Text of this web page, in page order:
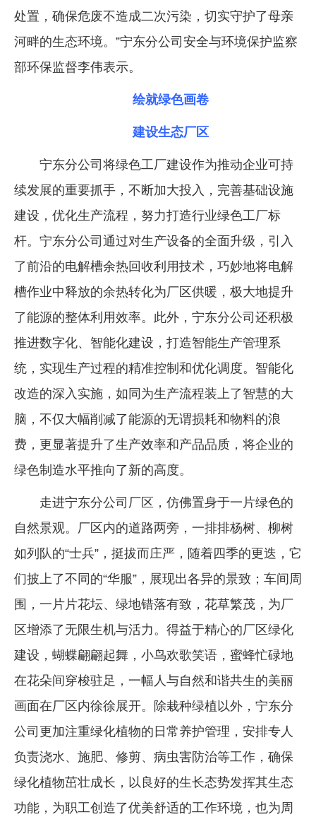
处置，确保危废不造成二次污染，切实守护了母亲
河畔的生态环境。”宁东分公司安全与环境保护监察
部环保监督李伟表示。
绘就绿色画卷
建设生态厂区
宁东分公司将绿色工厂建设作为推动企业可持
续发展的重要抓手，不断加大投入，完善基础设施
建设，优化生产流程，努力打造行业绿色工厂标
杆。宁东分公司通过对生产设备的全面升级，引入
了前沿的电解槽余热回收利用技术，巧妙地将电解
槽作业中释放的余热转化为厂区供暖，极大地提升
了能源的整体利用效率。此外，宁东分公司还积极
推进数字化、智能化建设，打造智能生产管理系
统，实现生产过程的精准控制和优化调度。智能化
改造的深入实施，如同为生产流程装上了智慧的大
脑，不仅大幅削减了能源的无谓损耗和物料的浪
费，更显著提升了生产效率和产品品质，将企业的
绿色制造水平推向了新的高度。
走进宁东分公司厂区，仿佛置身于一片绿色的
自然景观。厂区内的道路两旁，一排排杨树、柳树
如列队的“士兵”，挺拔而庄严，随着四季的更迭，它
们披上了不同的“华服”，展现出各异的景致；车间周
围，一片片花坛、绿地错落有致，花草繁茂，为厂
区增添了无限生机与活力。得益于精心的厂区绿化
建设，蝴蝶翩翩起舞，小鸟欢歌笑语，蜜蜂忙碌地
在花朵间穿梭驻足，一幅人与自然和谐共生的美丽
画面在厂区内徐徐展开。除栽种绿植以外，宁东分
公司更加注重绿化植物的日常养护管理，安排专人
负责浇水、施肥、修剪、病虫害防治等工作，确保
绿化植物茁壮成长，以良好的生长态势发挥其生态
功能，为职工创造了优美舒适的工作环境，也为周